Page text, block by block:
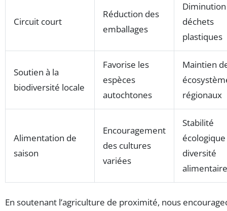
Circuit court
Réduction des
emballages
déchets
plastiques
Soutien à la
biodiversité locale
Favorise les
espèces
autochtones
Maintien
régionaux
Alimentation de
saison
Encouragement
des cultures
variées
Stabilité
diversité
alimentaire
En soutenant l’agriculture de proximité, nous